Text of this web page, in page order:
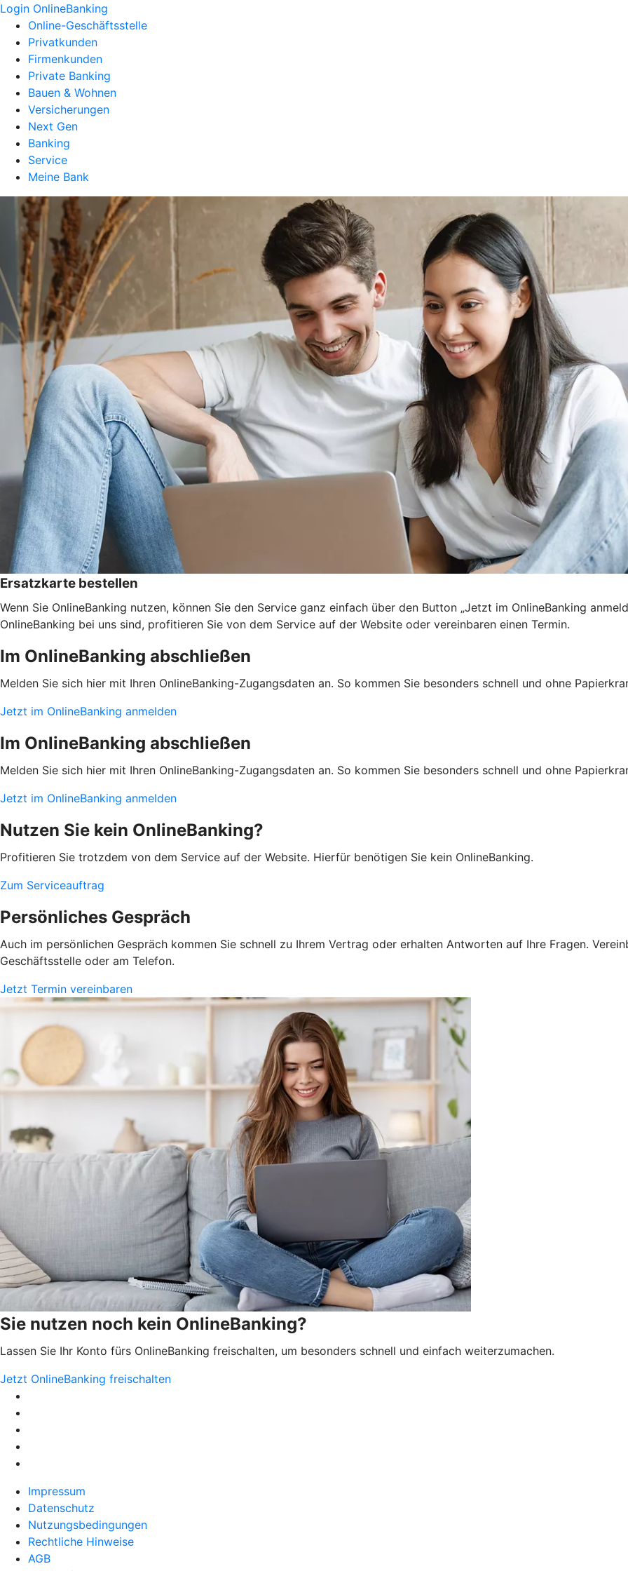
Login OnlineBanking
Online-Geschäftsstelle
Privatkunden
Firmenkunden
Private Banking
Bauen & Wohnen
Versicherungen
Next Gen
Banking
Service
Meine Bank
Ersatzkarte bestellen
Wenn Sie OnlineBanking nutzen, können Sie den Service ganz einfach über den Button „Jetzt im OnlineBanking
OnlineBanking bei uns sind, profitieren Sie von dem Service auf der Website oder vereinbaren einen Termin.
Im OnlineBanking abschließen
Melden Sie sich hier mit Ihren OnlineBanking-Zugangsdaten an. So kommen Sie besonders schnell und ohne
Jetzt im OnlineBanking anmelden
Im OnlineBanking abschließen
Melden Sie sich hier mit Ihren OnlineBanking-Zugangsdaten an. So kommen Sie besonders schnell und ohne
Jetzt im OnlineBanking anmelden
Nutzen Sie kein OnlineBanking?
Profitieren Sie trotzdem von dem Service auf der Website. Hierfür benötigen Sie kein OnlineBanking.
Zum Serviceauftrag
Persönliches Gespräch
Auch im persönlichen Gespräch kommen Sie schnell zu Ihrem Vertrag oder erhalten Antworten auf Ihre Fragen.
Geschäftsstelle oder am Telefon.
Jetzt Termin vereinbaren
Sie nutzen noch kein OnlineBanking?
Lassen Sie Ihr Konto fürs OnlineBanking freischalten, um besonders schnell und einfach weiterzumachen.
Jetzt OnlineBanking freischalten
Impressum
Datenschutz
Nutzungsbedingungen
Rechtliche Hinweise
AGB